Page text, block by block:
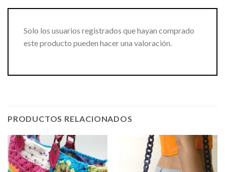
Solo los usuarios registrados que hayan comprado
este producto pueden hacer una valoración.
PRODUCTOS RELACIONADOS